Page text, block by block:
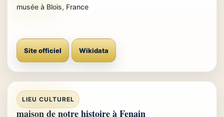
musée à Blois, France
Site officiel Wikidata
LIEU CULTUREL
maison de notre histoire à Fenain